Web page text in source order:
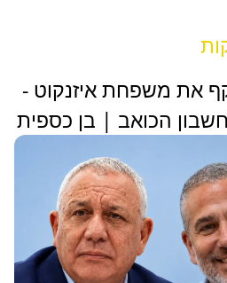
את משפחת איזנקוט -
הכואב | בן כספית